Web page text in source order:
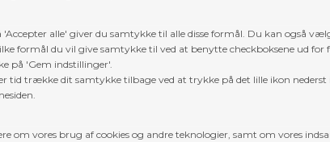
'Accepter alle' giver du samtykke til alle disse formål. Du kan også
formål du vil give samtykke til ved at benytte checkboksene ud for
på 'Gem indstillinger'.
tid trække dit samtykke tilbage ved at trykke på det lille ikon nederst
om vores brug af cookies og andre teknologier, samt om vores
bedste bueskytte
eller
til et hvilket som
der mange
er du
til dig -
lækkert udstyr,